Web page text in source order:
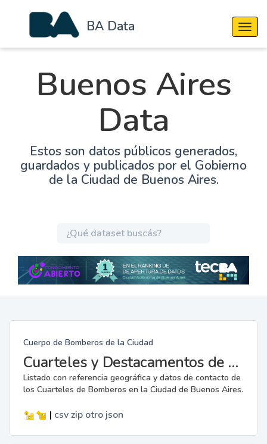
BA Data
Buenos Aires
Data
Estos son datos públicos generados,
guardados y publicados por el Gobierno
de la Ciudad de Buenos Aires.
Cuerpo de Bomberos de la Ciudad
Cuarteles y Destacamentos de Bomberos
Listado con referencia geográfica y datos de contacto de
los Cuarteles de Bomberos en la Ciudad de Buenos Aires.
| csv zip otro json